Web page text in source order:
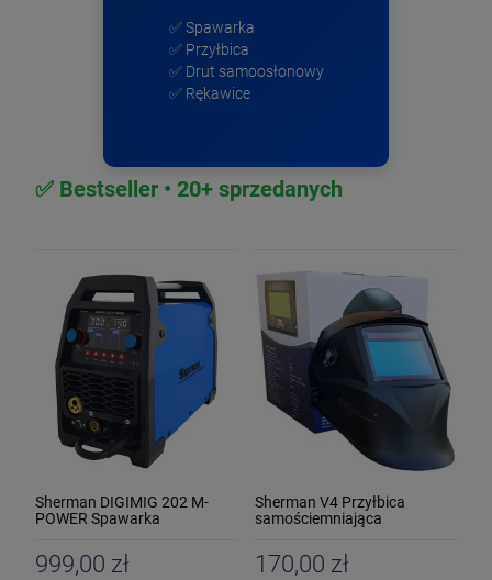
✅ Spawarka
✅ Przyłbica
✅ Drut samoosłonowy
✅ Rękawice
✅ Bestseller • 20+ sprzedanych
Sherman DIGIMIG 202 M-
POWER Spawarka
999,00 zł
Sherman V4 Przyłbica
samościemniająca
170,00 zł